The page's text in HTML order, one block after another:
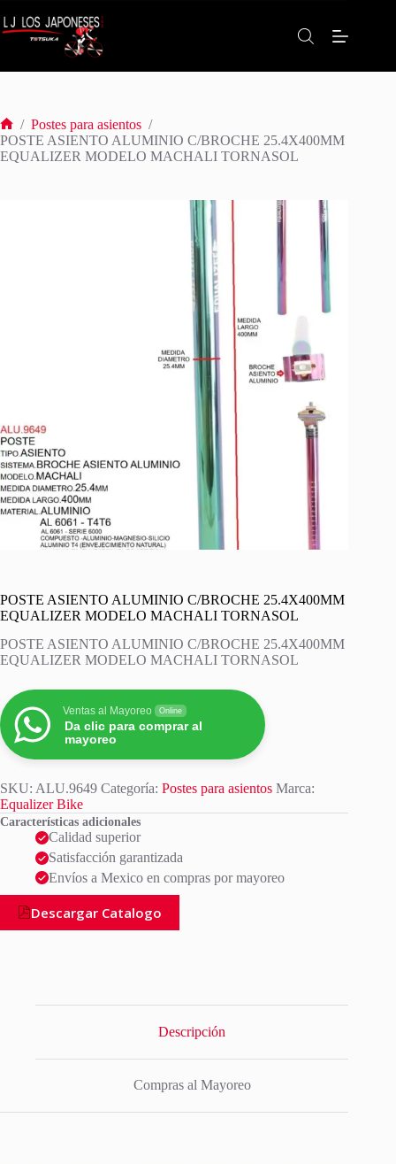
al
contenido
Inicio
/ Postes para asientos /
POSTE ASIENTO ALUMINIO C/BROCHE 25.4X400MM
EQUALIZER MODELO MACHALI TORNASOL
POSTE ASIENTO ALUMINIO C/BROCHE 25.4X400MM
EQUALIZER MODELO MACHALI TORNASOL
POSTE ASIENTO ALUMINIO C/BROCHE 25.4X400MM
EQUALIZER MODELO MACHALI TORNASOL
Ventas al Mayoreo Online
Da clic para comprar al
mayoreo
SKU: ALU.9649 Categoría: Postes para asientos Marca:
Equalizer Bike
Características adicionales
Calidad superior
Satisfacción garantizada
Envíos a Mexico en compras por mayoreo
Descargar Catalogo
Descripción
Compras al Mayoreo